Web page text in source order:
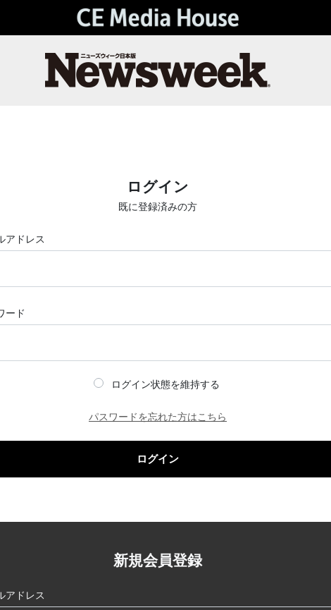
ログイン
既に登録済みの方
アドレス
ード
ログイン状態を維持する
パスワードを忘れた方はこちら
ログイン
新規会員登録
アドレス